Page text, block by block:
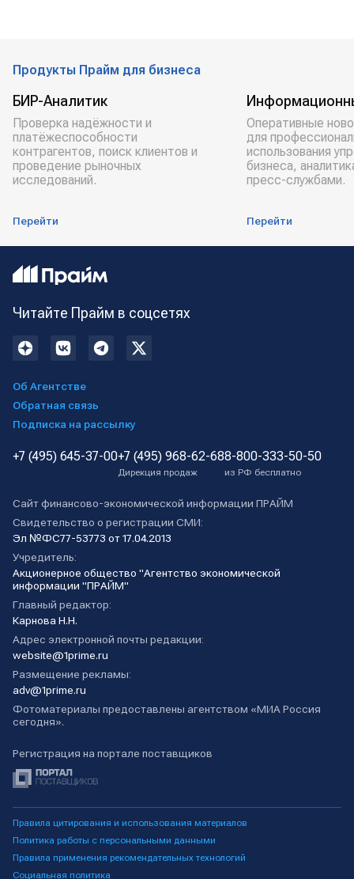
Продукты Прайм для бизнеса
БИР-Аналитик
Проверка надёжности и
платёжеспособности
контрагентов, поиск клиентов и
проведение рыночных
исследований.
Перейти
Оперативные
для
использования
бизнеса,
пресс-службами.
Перейти
Читайте Прайм в соцсетях
Об Агентстве
Обратная связь
Подписка на рассылку
+7 (495) 645-37-00+7 (495) 968-62-68
Дирекция продаж
8-800-333-50-50
из РФ бесплатно
Сайт финансово-экономической информации ПРАЙМ
Свидетельство о регистрации СМИ:
Эл №ФС77-53773 от 17.04.2013
Учредитель:
Акционерное общество "Агентство экономической
информации "ПРАЙМ"
Главный редактор:
Карнова Н.Н.
Адрес электронной почты редакции:
website@1prime.ru
Размещение рекламы:
adv@1prime.ru
Фотоматериалы предоставлены агентством «МИА Россия
сегодня».
Регистрация на портале поставщиков
Правила цитирования и использования материалов
Политика работы с персональными данными
Правила применения рекомендательных технологий
Социальная политика